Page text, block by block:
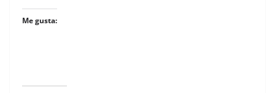
Me gusta: